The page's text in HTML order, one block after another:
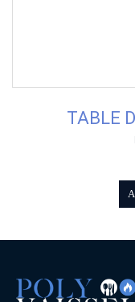
TABLE